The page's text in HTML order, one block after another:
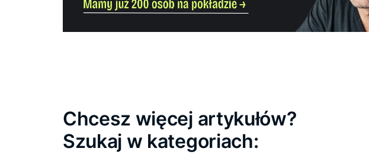
Chcesz więcej artykułów?
Szukaj w kategoriach: